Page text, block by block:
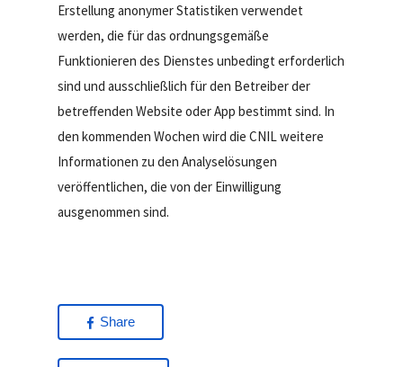
Erstellung anonymer Statistiken verwendet
werden, die für das ordnungsgemäße
Funktionieren des Dienstes unbedingt erforderlich
sind und ausschließlich für den Betreiber der
betreffenden Website oder App bestimmt sind. In
den kommenden Wochen wird die CNIL weitere
Informationen zu den Analyselösungen
veröffentlichen, die von der Einwilligung
ausgenommen sind.
Share